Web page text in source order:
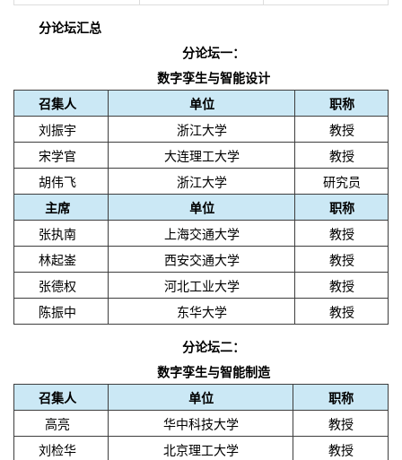
分论坛汇总
分论坛一：
数字孪生与智能设计
召集人
单位
职称
刘振宇
浙江大学
教授
宋学官
大连理工大学
教授
胡伟飞
浙江大学
研究员
主席
单位
职称
张执南
上海交通大学
教授
林起崟
西安交通大学
教授
张德权
河北工业大学
教授
陈振中
东华大学
教授
分论坛二：
数字孪生与智能制造
召集人
单位
职称
高亮
华中科技大学
教授
刘检华
北京理工大学
教授